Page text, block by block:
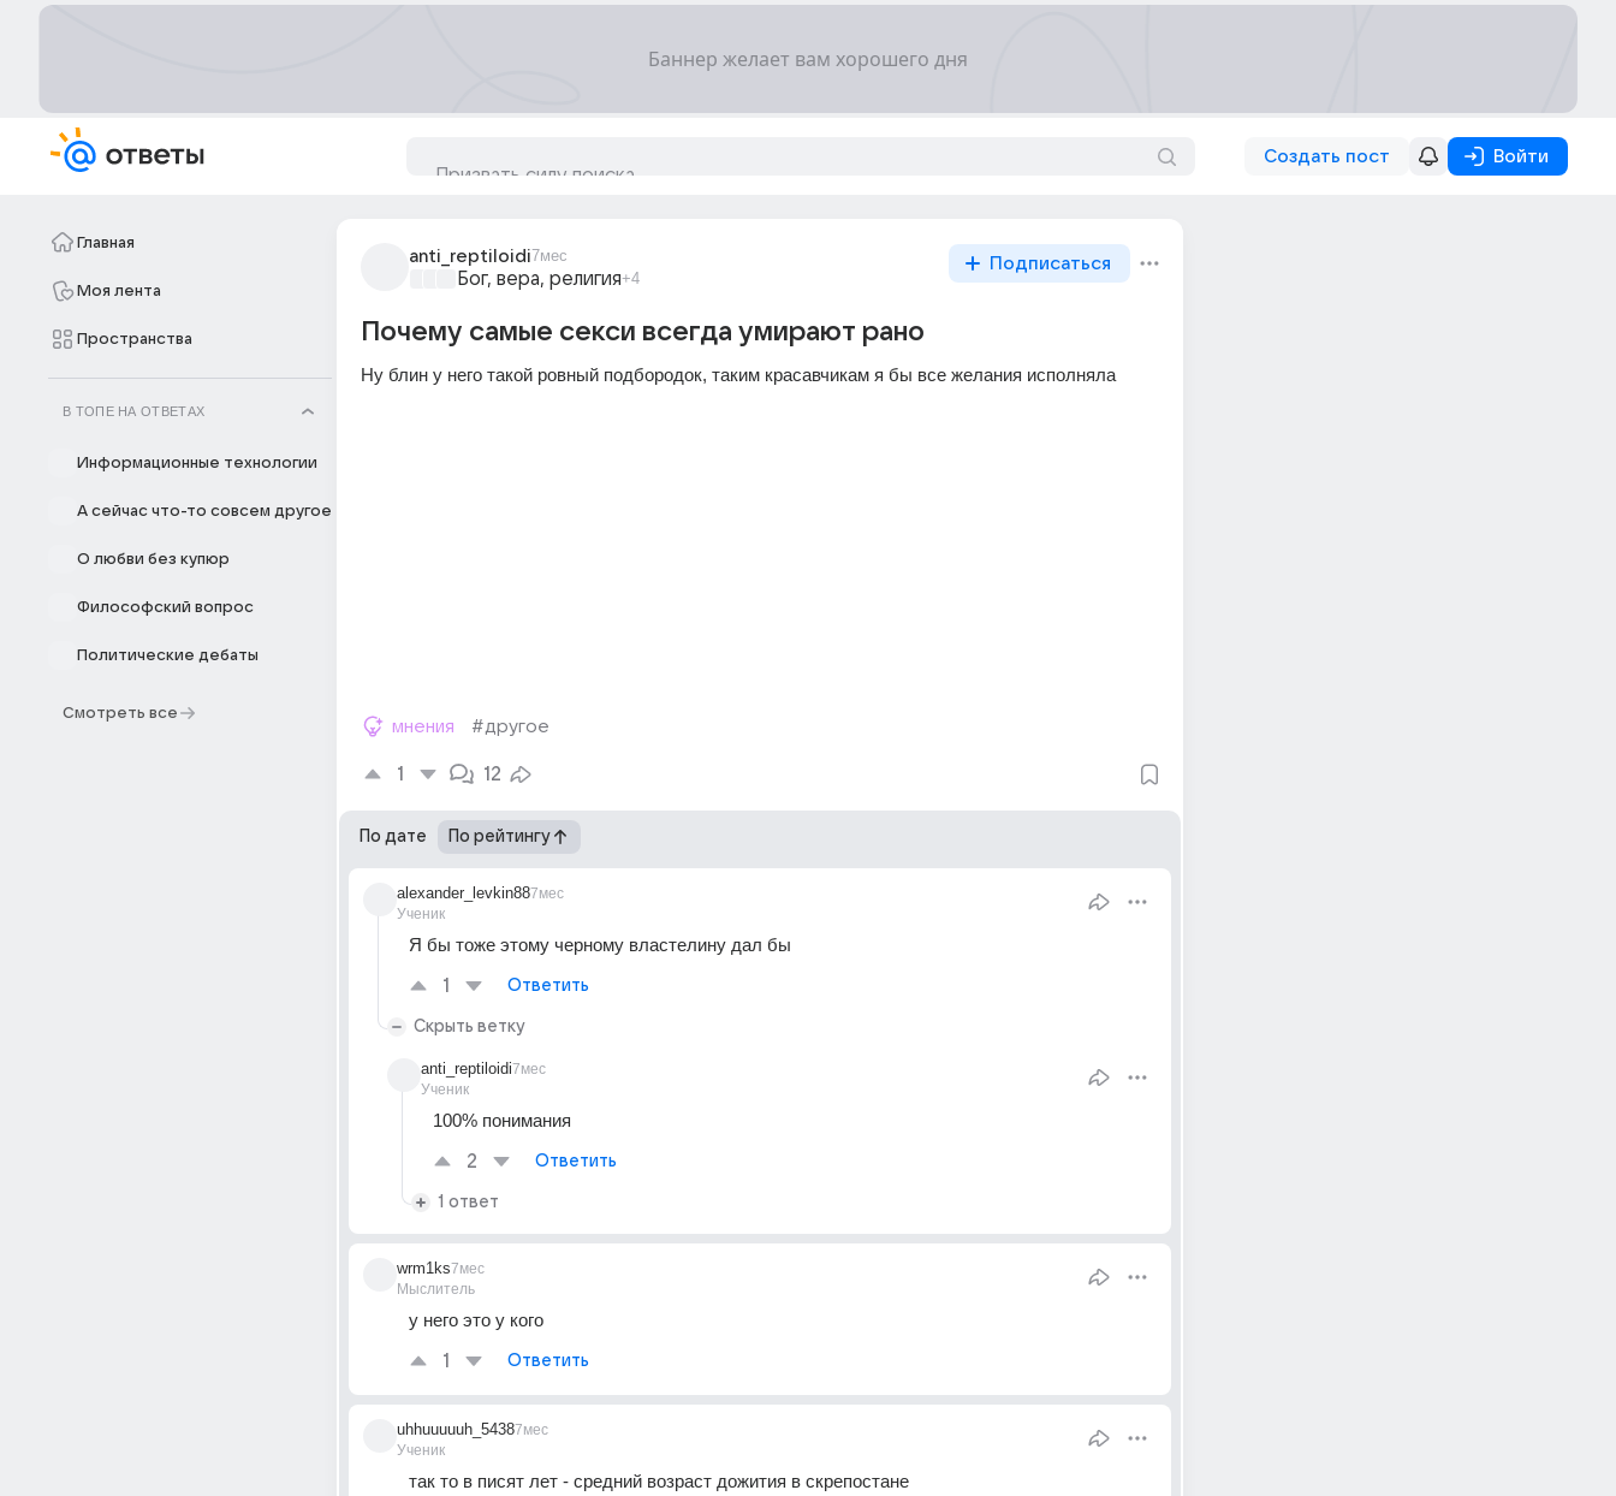
Создать пост Войти
Главная
Моя лента
Пространства
В ТОПЕ НА ОТВЕТАХ
Информационные технологии
А сейчас что-то совсем другое
О любви без купюр
Философский вопрос
Политические дебаты
Смотреть все
anti_reptiloidi7мес
Бог, вера, религия+4
Подписаться
Почему самые секси всегда умирают рано
Ну блин у него такой ровный подбородок, таким красавчикам я бы все желания исполняла
мнения #другое
1 12
По дате По рейтингу
alexander_levkin88
Ученик
7мес
Я бы тоже этому черному властелину дал бы
1 Ответить
Скрыть ветку
anti_reptiloidi
Ученик
7мес
100% понимания
2 Ответить
1 ответ
wrm1ks
Мыслитель
7мес
у него это у кого
1 Ответить
uhhuuuuuh_5438
Ученик
7мес
так то в писят лет - средний возраст дожития в скрепостане